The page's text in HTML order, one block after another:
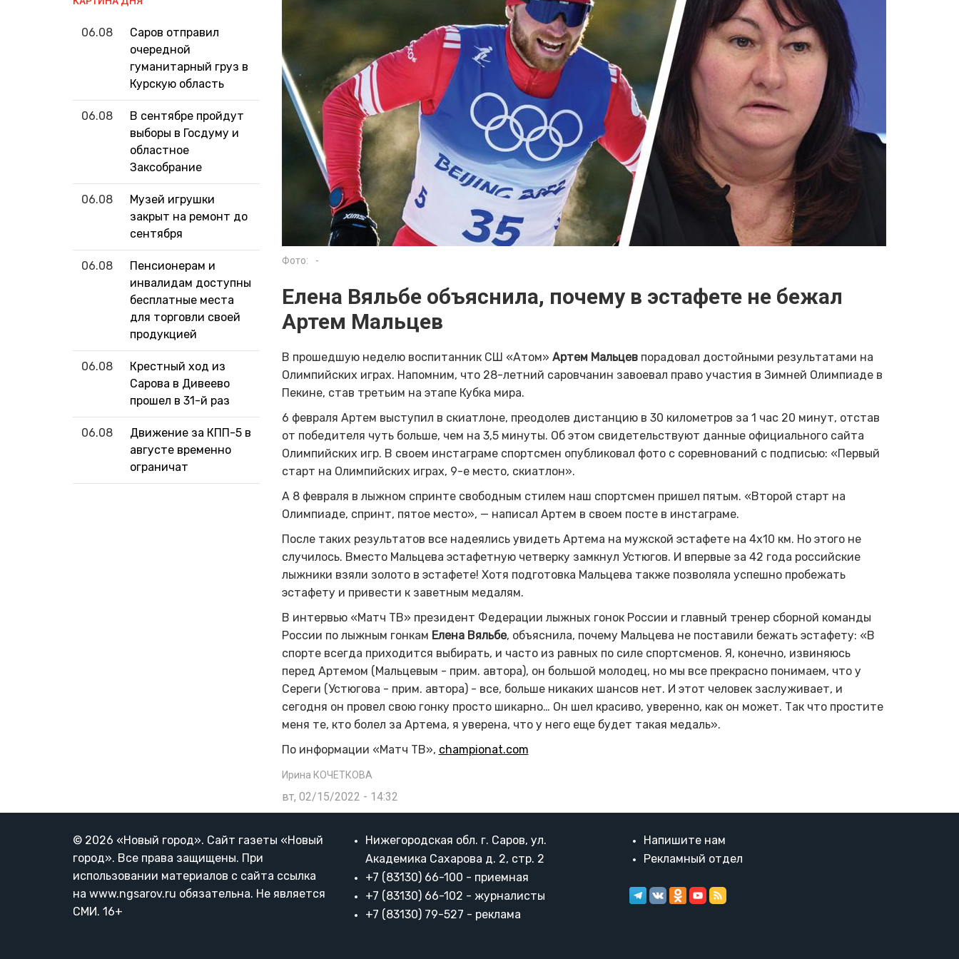
06.08
Саров отправил
очередной
гуманитарный груз в
Курскую область
06.08
В сентябре пройдут
выборы в Госдуму и
областное
Заксобрание
06.08
Музей игрушки
закрыт на ремонт до
сентября
06.08
Пенсионерам и
инвалидам доступны
бесплатные места
для торговли своей
продукцией
06.08
Крестный ход из
Сарова в Дивеево
прошел в 31-й раз
06.08
Движение за КПП-5 в
августе временно
ограничат
Фото: -
Елена Вяльбе объяснила, почему в эстафете не бежал
Артем Мальцев
В прошедшую неделю воспитанник СШ «Атом» Артем Мальцевпорадовал достойными результатами на
Олимпийских играх. Напомним, что 28-летний саровчанин завоевал право участия в Зимней Олимпиаде в
Пекине, став третьим на этапе Кубка мира.
6 февраля Артем выступил в скиатлоне, преодолев дистанцию в 30 километров за 1 час 20 минут, отстав
от победителя чуть больше, чем на 3,5 минуты. Об этом свидетельствуют данные официального сайта
Олимпийских игр. В своем инстаграме спортсмен опубликовал фото с соревнований с подписью: «Первый
старт на Олимпийских играх, 9-е место, скиатлон».
А 8 февраля в лыжном спринте свободным стилем наш спортсмен пришел пятым. «Второй старт на
Олимпиаде, спринт, пятое место», — написал Артем в своем посте в инстаграме.
После таких результатов все надеялись увидеть Артема на мужской эстафете на 4х10 км. Но этого не
случилось. Вместо Мальцева эстафетную четверку замкнул Устюгов. И впервые за 42 года российские
лыжники взяли золото в эстафете! Хотя подготовка Мальцева также позволяла успешно пробежать
эстафету и привести к заветным медалям.
В интервью «Матч ТВ» президент Федерации лыжных гонок России и главный тренер сборной команды
России по лыжным гонкам Елена Вяльбе, объяснила, почему Мальцева не поставили бежать эстафету: «В
спорте всегда приходится выбирать, и часто из равных по силе спортсменов. Я, конечно, извиняюсь
перед Артемом (Мальцевым - прим. автора), он большой молодец, но мы все прекрасно понимаем, что у
Сереги (Устюгова - прим. автора) - все, больше никаких шансов нет. И этот человек заслуживает, и
сегодня он провел свою гонку просто шикарно… Он шел красиво, уверенно, как он может. Так что простите
меня те, кто болел за Артема, я уверена, что у него еще будет такая медаль».
По информации «Матч ТВ», championat.com
Ирина КОЧЕТКОВА
вт, 02/15/2022 - 14:32
© 2026 «Новый город». Cайт газеты «Новый
город». Все права защищены. При
использовании материалов с сайта ссылка
на www.ngsarov.ru обязательна. Не является
СМИ. 16+
Нижегородская обл. г. Саров, ул.
Академика Сахарова д. 2, стр. 2
+7 (83130) 66-100 - приемная
+7 (83130) 66-102 - журналисты
+7 (83130) 79-527 - реклама
Напишите нам
Рекламный отдел